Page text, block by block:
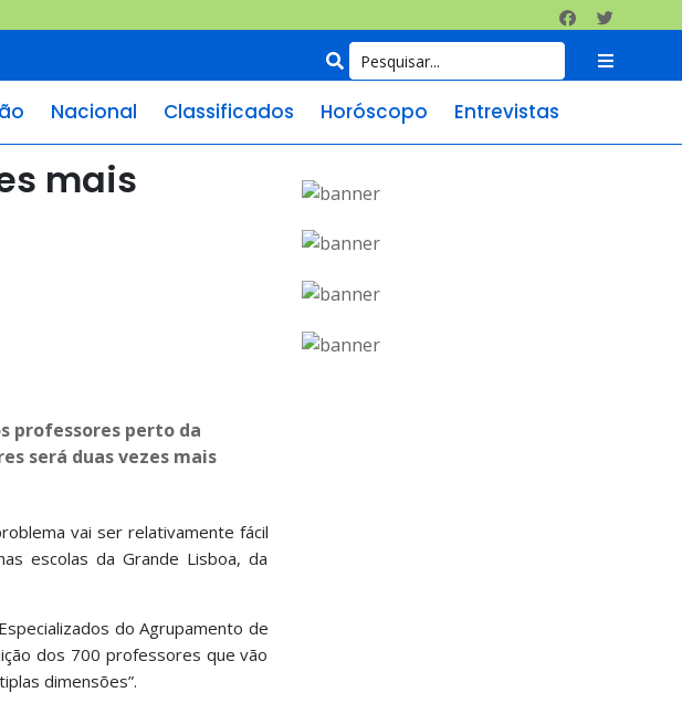
Nacional Classificados Horóscopo Entrevistas
mais
professores perto da
será duas vezes mais
vai ser relativamente fácil
escolas da Grande Lisboa, da
do Agrupamento de
dos 700 professores que vão
dimensões”.